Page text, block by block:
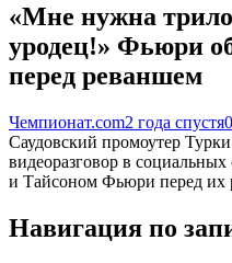
«Мне нужна
уродец!» Фьюри
перед реваншем
Чемпионат.com2 года спустя0
Саудовский промоутер
видеоразговор в
и Тайсоном Фьюри перед их
Навигация по